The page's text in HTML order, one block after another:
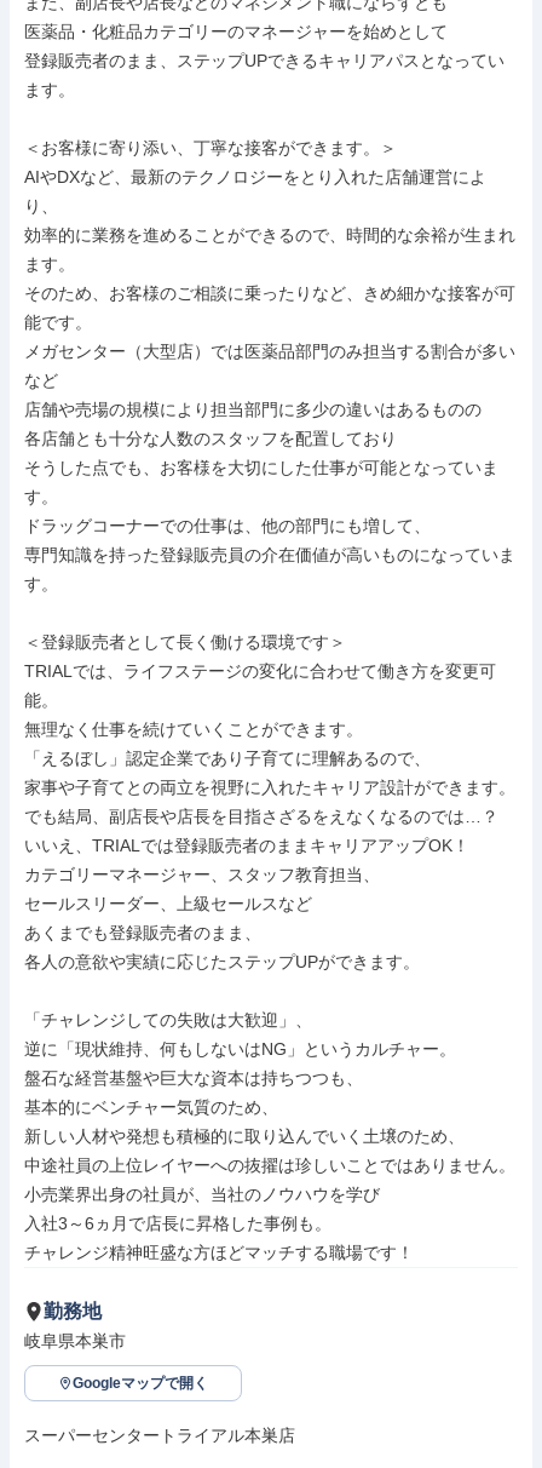
医薬品・化粧品カテゴリーのマネージャーを始めとして
登録販売者のまま、ステップUPできるキャリアパスとなってい
ます。
＜お客様に寄り添い、丁寧な接客ができます。＞
AIやDXなど、最新のテクノロジーをとり入れた店舗運営によ
り、
効率的に業務を進めることができるので、時間的な余裕が生まれ
ます。
そのため、お客様のご相談に乗ったりなど、きめ細かな接客が可
能です。
メガセンター（大型店）では医薬品部門のみ担当する割合が多い
など
店舗や売場の規模により担当部門に多少の違いはあるものの
各店舗とも十分な人数のスタッフを配置しており
そうした点でも、お客様を大切にした仕事が可能となっていま
す。
ドラッグコーナーでの仕事は、他の部門にも増して、
専門知識を持った登録販売員の介在価値が高いものになっていま
す。
＜登録販売者として⻑く働ける環境です＞
TRIALでは、ライフステージの変化に合わせて働き方を変更可
能。
無理なく仕事を続けていくことができます。
「えるぼし」認定企業であり子育てに理解あるので、
家事や子育てとの両立を視野に入れたキャリア設計ができます。
でも結局、副店長や店長を目指さざるをえなくなるのでは…？
いいえ、TRIALでは登録販売者のままキャリアアップOK！
カテゴリーマネージャー、スタッフ教育担当、
セールスリーダー、上級セールスなど
あくまでも登録販売者のまま、
各人の意欲や実績に応じたステップUPができます。
「チャレンジしての失敗は大歓迎」、
逆に「現状維持、何もしないはNG」というカルチャー。
盤石な経営基盤や巨大な資本は持ちつつも、
基本的にベンチャー気質のため、
新しい人材や発想も積極的に取り込んでいく土壌のため、
中途社員の上位レイヤーへの抜擢は珍しいことではありません。
小売業界出身の社員が、当社のノウハウを学び
入社3～6ヵ月で店長に昇格した事例も。
チャレンジ精神旺盛な方ほどマッチする職場です！
勤務地
岐阜県本巣市
Googleマップで開く
スーパーセンタートライアル本巣店